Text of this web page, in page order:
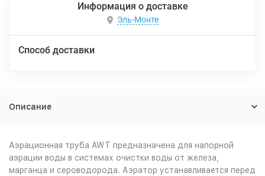
Информация о доставке
Эль-Монте
Способ доставки
Описание
Аэрационная труба AWT предназначена для напорной
аэрации воды в системах очистки воды от железа,
марганца и сероводорода. Аэратор устанавливается перед